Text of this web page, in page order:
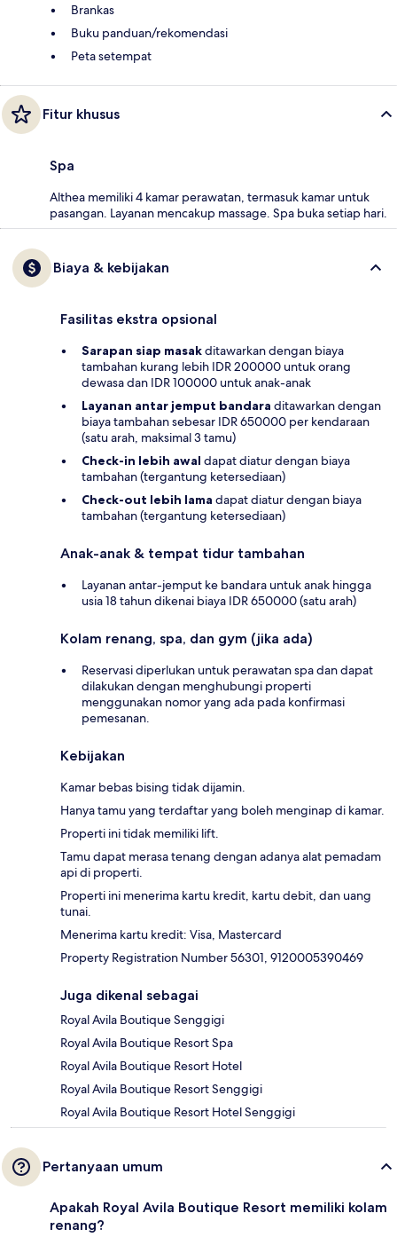
Brankas
Buku panduan/rekomendasi
Peta setempat
Fitur khusus
Spa
Althea memiliki 4 kamar perawatan, termasuk kamar untuk
pasangan. Layanan mencakup massage. Spa buka setiap hari.
Biaya & kebijakan
Fasilitas ekstra opsional
Sarapan siap masakditawarkan dengan biaya
tambahan kurang lebih IDR 200000 untuk orang
dewasa dan IDR 100000 untuk anak-anak
Layanan antar jemput bandara ditawarkan dengan
biaya tambahan sebesar IDR 650000 per kendaraan
(satu arah, maksimal 3 tamu)
Check-in lebih awal dapat diatur dengan biaya
tambahan (tergantung ketersediaan)
Check-out lebih lama dapat diatur dengan biaya
tambahan (tergantung ketersediaan)
Anak-anak & tempat tidur tambahan
Layanan antar-jemput ke bandara untuk anak hingga
usia 18 tahun dikenai biaya IDR 650000 (satu arah)
Kolam renang, spa, dan gym (jika ada)
Reservasi diperlukan untuk perawatan spa dan dapat
dilakukan dengan menghubungi properti
menggunakan nomor yang ada pada konfirmasi
pemesanan.
Kebijakan
Kamar bebas bising tidak dijamin.
Hanya tamu yang terdaftar yang boleh menginap di kamar.
Properti ini tidak memiliki lift.
Tamu dapat merasa tenang dengan adanya alat pemadam
api di properti.
Properti ini menerima kartu kredit, kartu debit, dan uang
tunai.
Menerima kartu kredit: Visa, Mastercard
Property Registration Number 56301, 9120005390469
Juga dikenal sebagai
Royal Avila Boutique Senggigi
Royal Avila Boutique Resort Spa
Royal Avila Boutique Resort Hotel
Royal Avila Boutique Resort Senggigi
Royal Avila Boutique Resort Hotel Senggigi
Pertanyaan umum
Apakah Royal Avila Boutique Resort memiliki kolam
renang?